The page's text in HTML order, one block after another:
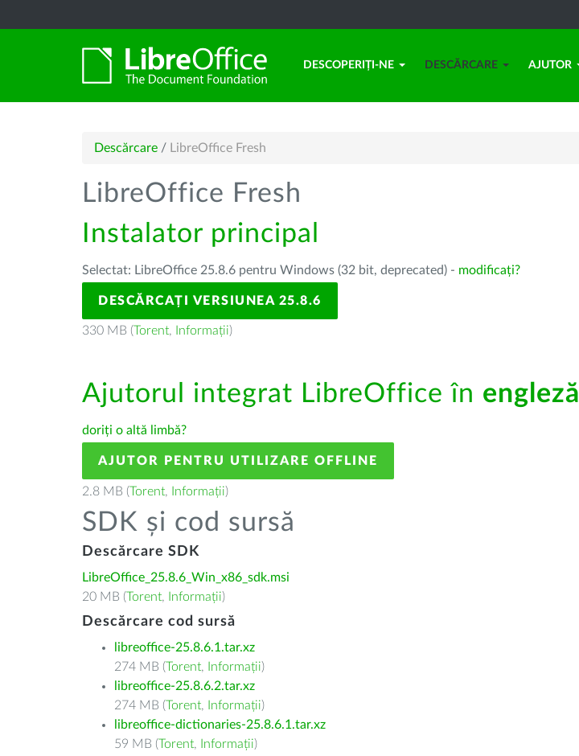
DESCOPERIȚI-NE DESCĂRCARE AJUTOR
Descărcare / LibreOffice Fresh
LibreOffice Fresh
Instalator principal
Selectat: LibreOffice 25.8.6 pentru Windows (32 bit, deprecated) - modificați?
DESCĂRCAȚI VERSIUNEA 25.8.6
330 MB (Torent, Informații)
Ajutorul integrat LibreOffice în engleză
doriți o altă limbă?
AJUTOR PENTRU UTILIZARE OFFLINE
2.8 MB (Torent, Informații)
SDK și cod sursă
Descărcare SDK
LibreOffice_25.8.6_Win_x86_sdk.msi
20 MB (Torent, Informații)
Descărcare cod sursă
libreoffice-25.8.6.1.tar.xz
274 MB (Torent, Informații)
libreoffice-25.8.6.2.tar.xz
274 MB (Torent, Informații)
libreoffice-dictionaries-25.8.6.1.tar.xz
59 MB (Torent, Informații)